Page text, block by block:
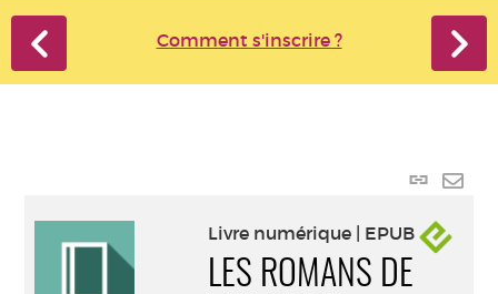
Comment s'inscrire ?
Lien
Livre numérique | EPUB
LES ROMANS DE